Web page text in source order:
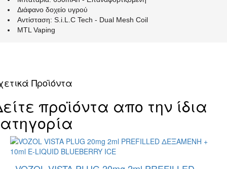
Διάφανο δοχείο υγρού
Αντίσταση: S.i.L.C Tech - Dual Mesh Coil
MTL Vaping
Προϊόντα
προϊόντα απο την ίδια